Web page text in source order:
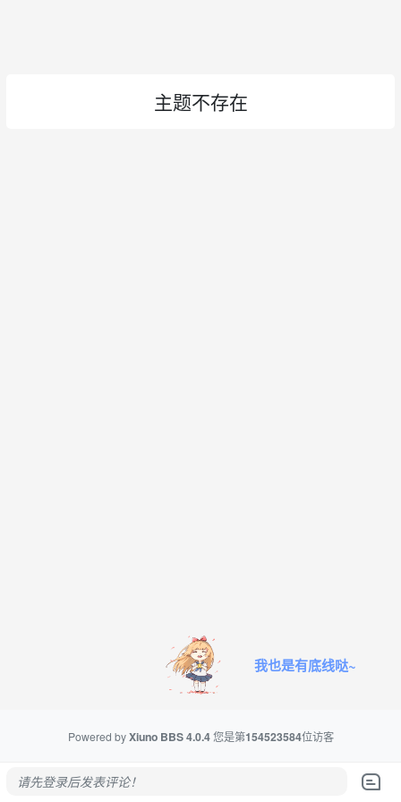
主题不存在
我也是有底线哒~
Powered byXiuno BBS4.0.4 您是第154523584位访客
请先登录后发表评论！